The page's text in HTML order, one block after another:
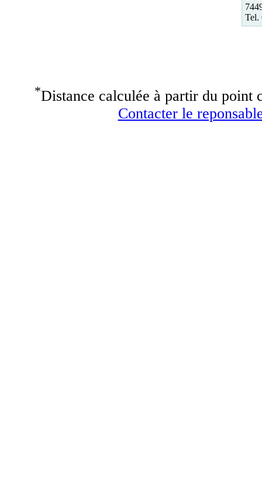
Tel.
*Distance calculée à partir du point
Contacter le